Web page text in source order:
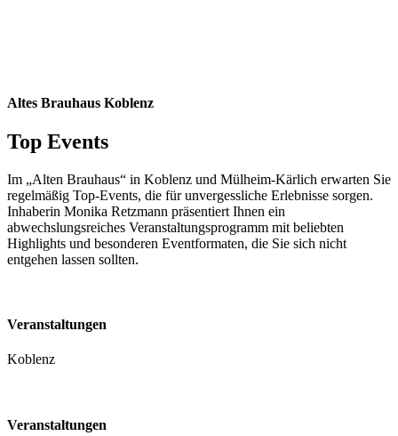
Altes Brauhaus Koblenz
Top Events
Im „Alten Brauhaus“ in Koblenz und Mülheim-Kärlich erwarten Sie
regelmäßig Top-Events, die für unvergessliche Erlebnisse sorgen.
Inhaberin Monika Retzmann präsentiert Ihnen ein
abwechslungsreiches Veranstaltungsprogramm mit beliebten
Highlights und besonderen Eventformaten, die Sie sich nicht
entgehen lassen sollten.
Veranstaltungen
Koblenz
Veranstaltungen